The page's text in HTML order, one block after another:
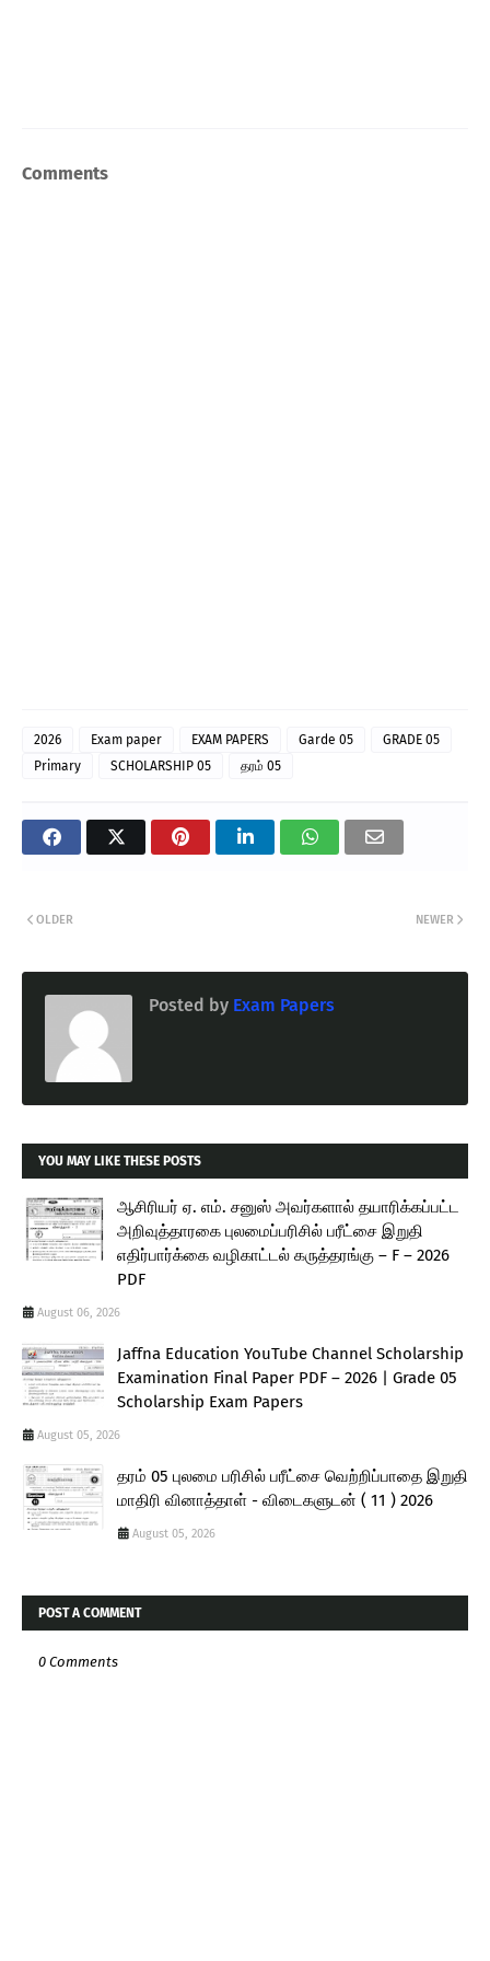
Comments
2026 Exam paper EXAM PAPERS Garde 05
GRADE 05
Primary
SCHOLARSHIP 05 தரம்‌ 05
NEWER
OLDER
Posted by Exam Papers
YOU MAY LIKE THESE POSTS
ஆசிரியர் ஏ. எம். சனுஸ் அவர்களால் தயாரிக்கப்பட்ட
அறிவுத்தாரகை புலமைப்பரிசில் பரீட்சை இறுதி
எதிர்பார்க்கை வழிகாட்டல் கருத்தரங்கு – F – 2026
PDF
August 06, 2026
Jaffna Education YouTube Channel Scholarship
Examination Final Paper PDF – 2026 | Grade 05
Scholarship Exam Papers
August 05, 2026
தரம் 05 புலமை பரிசில் பரீட்சை வெற்றிப்பாதை இறுதி
மாதிரி வினாத்தாள் - விடைகளுடன் ( 11 ) 2026
August 05, 2026
POST A COMMENT
0 Comments